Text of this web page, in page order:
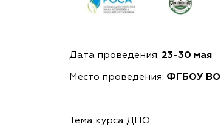
Дата проведения: 23-30 мая
Место проведения: ФГБОУ ВО
Тема курса ДПО: